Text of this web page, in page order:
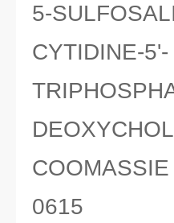
5-
CYTIDINE-5'-
0615